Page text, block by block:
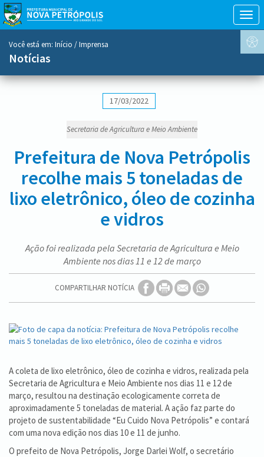
menu
Você está em: Início / Imprensa
Notícias
17/03/2022
Secretaria de Agricultura e Meio Ambiente
Prefeitura de Nova Petrópolis
recolhe mais 5 toneladas de
lixo eletrônico, óleo de cozinha
e vidros
Ação foi realizada pela Secretaria de Agricultura e Meio
Ambiente nos dias 11 e 12 de março
COMPARTILHAR NOTÍCIA
A coleta de lixo eletrônico, óleo de cozinha e vidros, realizada pela
Secretaria de Agricultura e Meio Ambiente nos dias 11 e 12 de
março, resultou na destinação ecologicamente correta de
aproximadamente 5 toneladas de material. A ação faz parte do
projeto de sustentabilidade “Eu Cuido Nova Petrópolis” e contará
com uma nova edição nos dias 10 e 11 de junho.
O prefeito de Nova Petrópolis, Jorge Darlei Wolf, o secretário